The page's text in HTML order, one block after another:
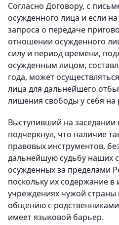
Согласно Договору, с
осужденного лица и если
запроса о передаче
отношении осужденного
силу и период времени,
осужденным лицом,
года, может
лица для дальнейшего
лишения свободы у себя на
Выступивший на заседании
подчеркнул, что наличие
правовых инструментов,
дальнейшую судьбу наших
осужденных за пределами
поскольку их содержание в
учреждениях чужой страны
общению с
имеет языковой барьер.